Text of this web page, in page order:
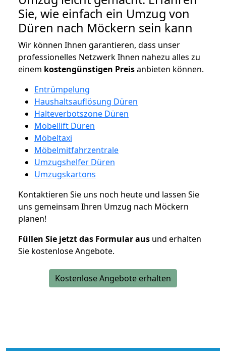
Sie, wie einfach ein Umzug von
Düren nach Möckern sein kann
Wir können Ihnen garantieren, dass unser
professionelles Netzwerk Ihnen nahezu alles zu
einem kostengünstigen Preisanbieten können.
Entrümpelung
Haushaltsauflösung Düren
Halteverbotszone Düren
Möbellift Düren
Möbeltaxi
Möbelmitfahrzentrale
Umzugshelfer Düren
Umzugskartons
Kontaktieren Sie uns noch heute und lassen Sie
uns gemeinsam Ihren Umzug nach Möckern
planen!
Füllen Sie jetzt das Formular aus und erhalten
Sie kostenlose Angebote.
Kostenlose Angebote erhalten